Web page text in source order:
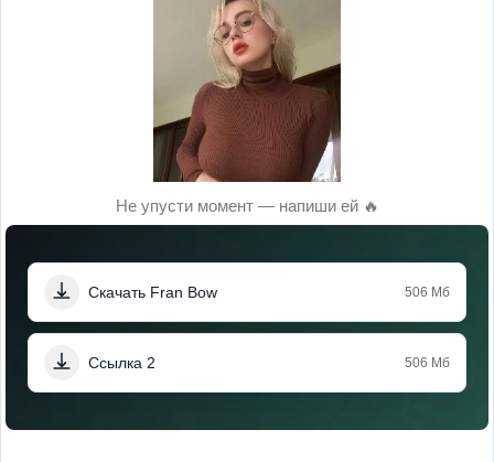
Не упусти момент — напиши ей 🔥
Скачать Fran Bow 506 Мб
Ссылка 2 506 Мб